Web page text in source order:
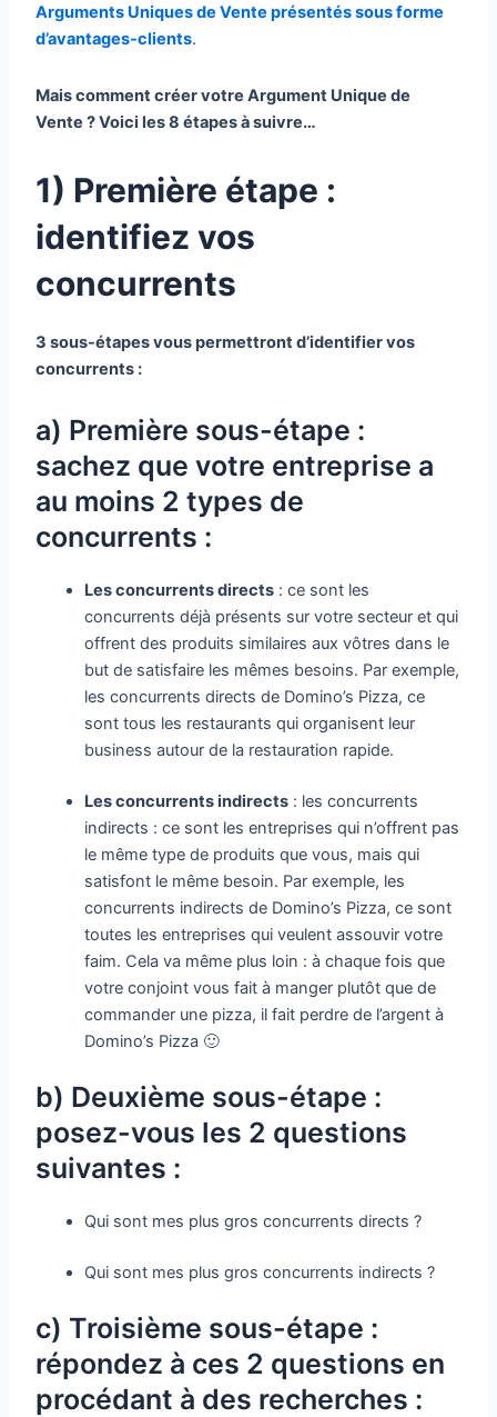
Arguments Uniques de Vente présentés sous forme
d’avantages-clients.
Mais comment créer votre Argument Unique de
Vente ? Voici les 8 étapes à suivre…
1) Première étape :
identifiez vos
concurrents
3 sous-étapes vous permettront d’identifier vos
concurrents :
a) Première sous-étape :
sachez que votre entreprise a
au moins 2 types de
concurrents :
Les concurrents directs : ce sont les
concurrents déjà présents sur votre secteur et qui
offrent des produits similaires aux vôtres dans le
but de satisfaire les mêmes besoins. Par exemple,
les concurrents directs de Domino’s Pizza, ce
sont tous les restaurants qui organisent leur
business autour de la restauration rapide.
Les concurrents indirects : les concurrents
indirects : ce sont les entreprises qui n’offrent pas
le même type de produits que vous, mais qui
satisfont le même besoin. Par exemple, les
concurrents indirects de Domino’s Pizza, ce sont
toutes les entreprises qui veulent assouvir votre
faim. Cela va même plus loin : à chaque fois que
votre conjoint vous fait à manger plutôt que de
commander une pizza, il fait perdre de l’argent à
Domino’s Pizza 🙂
b) Deuxième sous-étape :
posez-vous les 2 questions
suivantes :
Qui sont mes plus gros concurrents directs ?
Qui sont mes plus gros concurrents indirects ?
c) Troisième sous-étape :
répondez à ces 2 questions en
procédant à des recherches :